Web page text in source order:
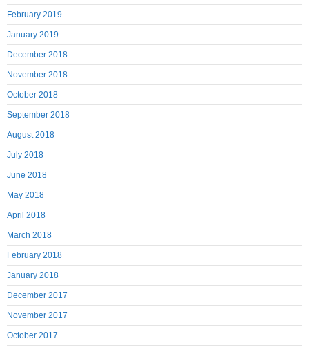
February 2019
January 2019
December 2018
November 2018
October 2018
September 2018
August 2018
July 2018
June 2018
May 2018
April 2018
March 2018
February 2018
January 2018
December 2017
November 2017
October 2017